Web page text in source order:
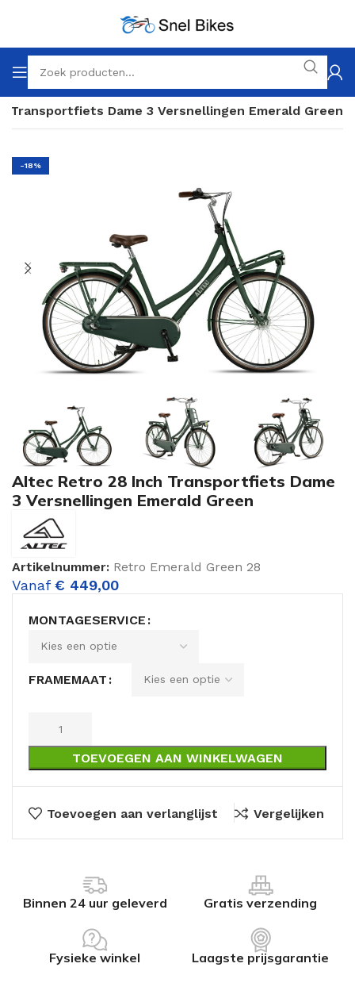
Transportfiets Dame 3 Versnellingen Emerald Green
-18%
Altec Retro 28 Inch Transportfiets Dame
3 Versnellingen Emerald Green
Artikelnummer: Retro Emerald Green 28
Vanaf € 449,00
MONTAGESERVICE
FRAMEMAAT
TOEVOEGEN AAN WINKELWAGEN
Toevoegen aan verlanglijst Vergelijken
Binnen 24 uur geleverd Gratis verzending
Fysieke winkel Laagste prijsgarantie